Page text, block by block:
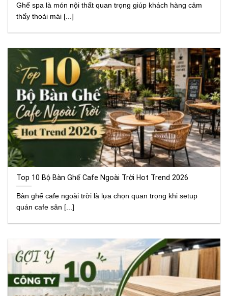
Ghế spa là món nội thất quan trọng giúp khách hàng cảm
thấy thoải mái [...]
Top 10 Bộ Bàn Ghế Cafe Ngoài Trời Hot Trend 2026
Bàn ghế cafe ngoài trời là lựa chọn quan trọng khi setup
quán cafe sân [...]